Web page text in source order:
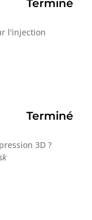
Terminé
l'injection
Terminé
3D ?